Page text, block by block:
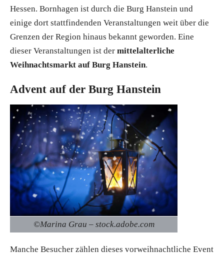
Hessen. Bornhagen ist durch die Burg Hanstein und
einige dort stattfindenden Veranstaltungen weit über die
Grenzen der Region hinaus bekannt geworden. Eine
dieser Veranstaltungen ist der mittelalterliche
Weihnachtsmarkt auf Burg Hanstein.
Advent auf der Burg Hanstein
©Marina Grau – stock.adobe.com
Manche Besucher zählen dieses vorweihnachtliche Event